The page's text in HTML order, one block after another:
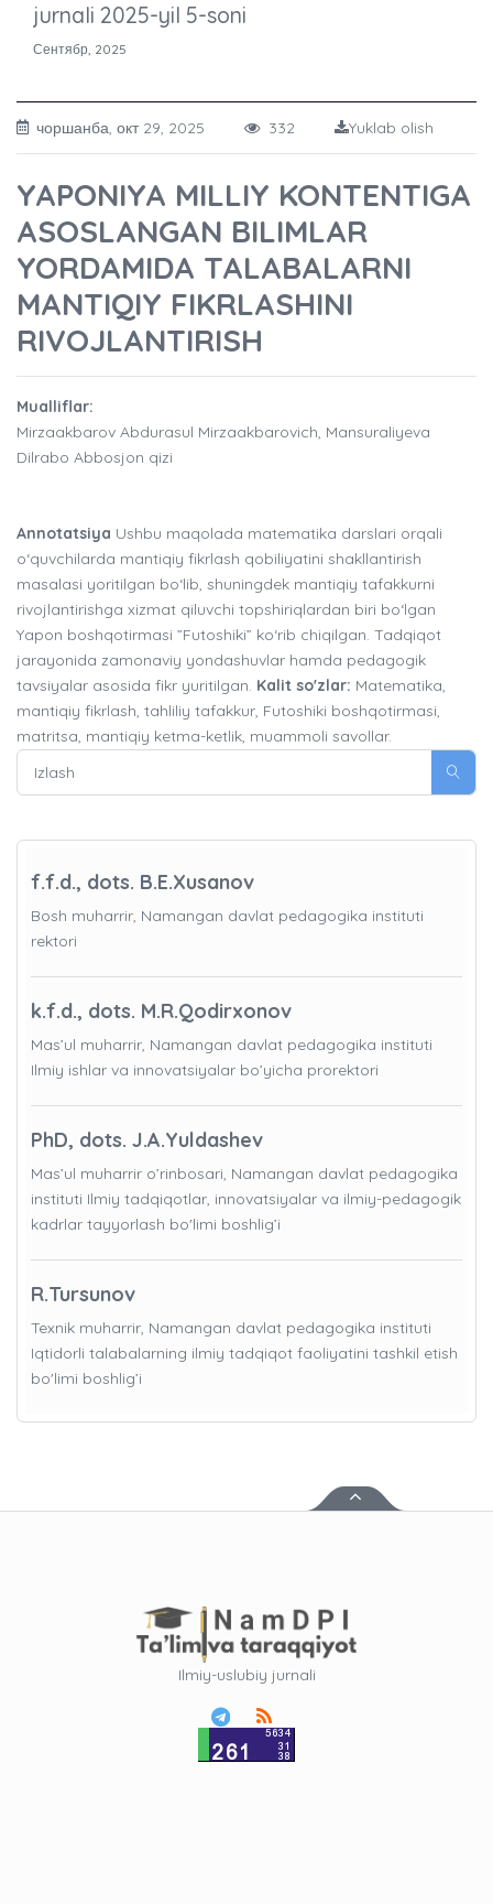
jurnali 2025-yil 5-soni
Сентябр, 2025
чоршанба, окт 29, 2025 332 Yuklab olish
YAPONIYA MILLIY KONTENTIGA
ASOSLANGAN BILIMLAR
YORDAMIDA TALABALARNI
MANTIQIY FIKRLASHINI
RIVOJLANTIRISH
Mualliflar:
Mirzaakbarov Abdurasul Mirzaakbarovich, Mansuraliyeva
Dilrabo Abbosjon qizi
Annotatsiya Ushbu maqolada matematika darslari orqali
o‘quvchilarda mantiqiy fikrlash qobiliyatini shakllantirish
masalasi yoritilgan bo‘lib, shuningdek mantiqiy tafakkurni
rivojlantirishga xizmat qiluvchi topshiriqlardan biri bo‘lgan
Yapon boshqotirmasi ”Futoshiki” ko‘rib chiqilgan. Tadqiqot
jarayonida zamonaviy yondashuvlar hamda pedagogik
tavsiyalar asosida fikr yuritilgan. Kalit so'zlar: Matematika,
mantiqiy fikrlash, tahliliy tafakkur, Futoshiki boshqotirmasi,
matritsa, mantiqiy ketma-ketlik, muammoli savollar.
f.f.d., dots. B.E.Xusanov
Bosh muharrir, Namangan davlat pedagogika instituti
rektori
k.f.d., dots. M.R.Qodirxonov
Mas’ul muharrir, Namangan davlat pedagogika instituti
Ilmiy ishlar va innovatsiyalar bo’yicha prorektori
PhD, dots. J.A.Yuldashev
Mas’ul muharrir o’rinbosari, Namangan davlat pedagogika
instituti Ilmiy tadqiqotlar, innovatsiyalar va ilmiy-pedagogik
kadrlar tayyorlash bo'limi boshlig’i
R.Tursunov
Texnik muharrir, Namangan davlat pedagogika instituti
Iqtidorli talabalarning ilmiy tadqiqot faoliyatini tashkil etish
bo'limi boshlig’i
Ilmiy-uslubiy jurnali